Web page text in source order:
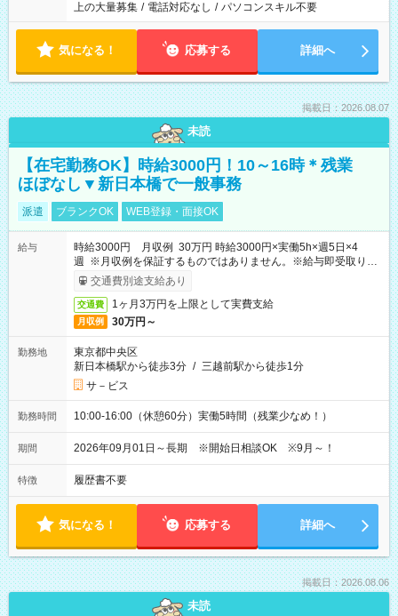
上の大量募集 / 電話対応なし / パソコンスキル不要
気になる！ 応募する 詳細へ
掲載日：2026.08.07
未読
【在宅勤務OK】時給3000円！10～16時＊残業
ほぼなし▼新日本橋で一般事務
派遣 ブランクOK WEB登録・面接OK
給与
時給3000円 月収例 30万円 時給3000円×実働5h×週5日×4
週 ※月収例を保証するものではありません。※給与即受取りサ
ービス利用可（利用条件有）
交通費別途支給あり
交通費 1ヶ月3万円を上限として実費支給
月収例 30万円～
勤務地
東京都中央区
新日本橋駅から徒歩3分 / 三越前駅から徒歩1分
サ－ビス
勤務時間 10:00-16:00（休憩60分）実働5時間（残業少なめ！）
期間 2026年09月01日～長期 ※開始日相談OK ※9月～！
特徴 履歴書不要
気になる！ 応募する 詳細へ
掲載日：2026.08.06
未読